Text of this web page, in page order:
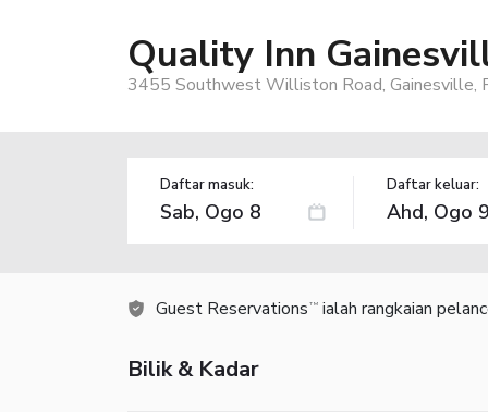
Quality Inn
3455 Southwest Williston Road, Gainesville,
Daftar masuk: Daftar keluar:
Guest Reservations TM ialah rangkaian
Bilik & Kadar